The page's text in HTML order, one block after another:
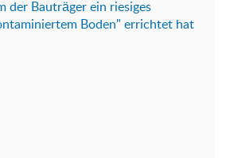
der Bauträger ein riesiges
Boden" errichtet hat